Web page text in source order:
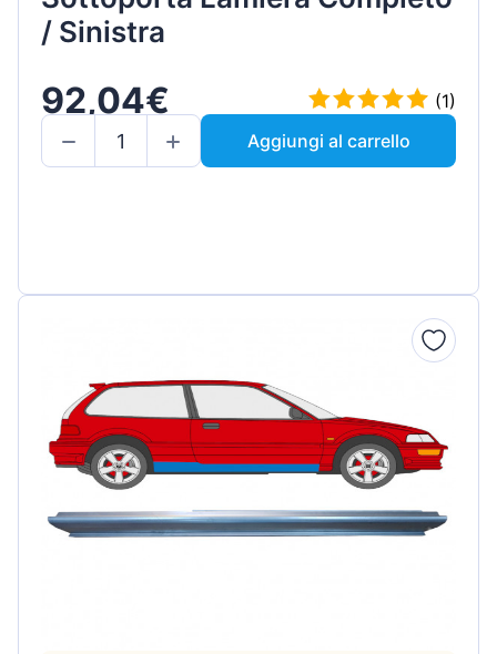
/ Sinistra
92,04€
(1)
Aggiungi al carrello